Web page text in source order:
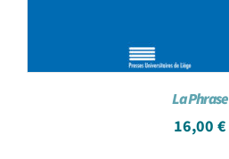
La Phrase
16,00 €